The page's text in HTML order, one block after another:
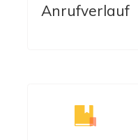
Anrufverlauf